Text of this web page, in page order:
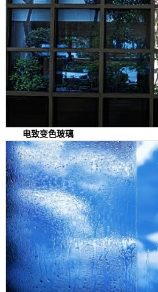
电致变色玻璃